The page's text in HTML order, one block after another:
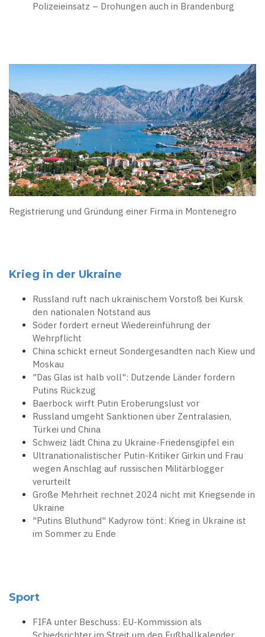
Polizeieinsatz – Drohungen auch in Brandenburg
Registrierung und Gründung einer Firma in Montenegro
Krieg in der Ukraine
Russland ruft nach ukrainischem Vorstoß bei Kursk
den nationalen Notstand aus
Söder fordert erneut Wiedereinführung der
Wehrpflicht
China schickt erneut Sondergesandten nach Kiew und
Moskau
"Das Glas ist halb voll": Dutzende Länder fordern
Putins Rückzug
Baerbock wirft Putin Eroberungslust vor
Russland umgeht Sanktionen über Zentralasien,
Türkei und China
Schweiz lädt China zu Ukraine-Friedensgipfel ein
Ultranationalistischer Putin-Kritiker Girkin und Frau
wegen Anschlag auf russischen Militärblogger
verurteilt
Große Mehrheit rechnet 2024 nicht mit Kriegsende in
Ukraine
"Putins Bluthund" Kadyrow tönt: Krieg in Ukraine ist
im Sommer zu Ende
Sport
FIFA unter Beschuss: EU-Kommission als